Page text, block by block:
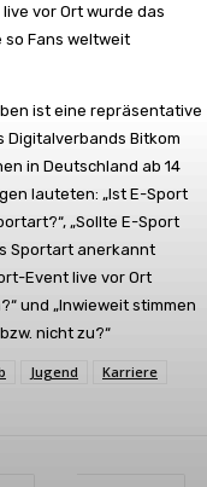
vor Ort wurde das
Fans weltweit
ist eine repräsentative
Digitalverbands Bitkom
in Deutschland ab 14
lauteten: „Ist E-Sport
„Sollte E-Sport
Sportart anerkannt
Event live vor Ort
und „Inwieweit stimmen
nicht zu?“
Jugend
Karriere